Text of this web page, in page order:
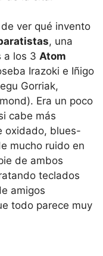
ver qué invento
, una
a los 3 Atom
Irazoki e Iñigo
Gorriak,
Era un poco
cabe más
oxidado, blues-
mucho ruido en
de ambos
teclados
amigos
todo parece muy